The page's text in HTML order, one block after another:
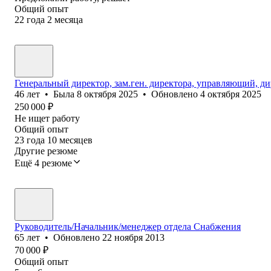
Общий опыт
22 года 2 месяца
Генеральный директор, зам.ген. директора, управляющий,
46 лет • Была 8 октября 2025 • Обновлено 4 октября 2025
250 000 ₽
Не ищет работу
Общий опыт
23 года 10 месяцев
Другие резюме
Ещё 4 резюме
Руководитель/Начальник/менеджер отдела Снабжения
65 лет • Обновлено 22 ноября 2013
70 000 ₽
Общий опыт